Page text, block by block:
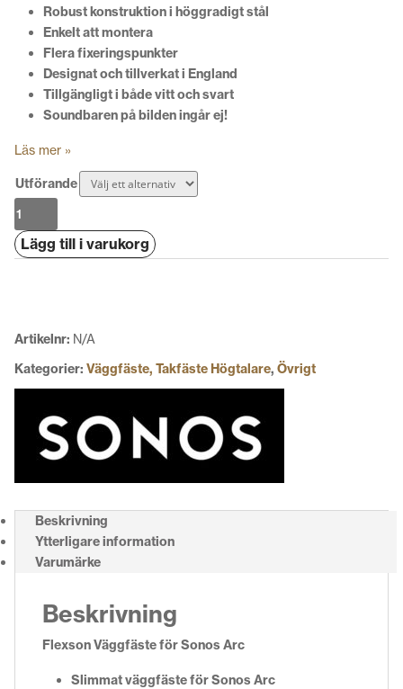
Robust konstruktion i höggradigt stål
Enkelt att montera
Flera fixeringspunkter
Designat och tillverkat i England
Tillgängligt i både vitt och svart
Soundbaren på bilden ingår ej!
Läs mer »
Utförande
Flexson
Väggfäste
förLägg till i varukorg
Artikelnr: N/A
Kategorier: Väggfäste, Takfäste Högtalare, Övrigt
Beskrivning
Ytterligare information
Varumärke
Beskrivning
Flexson Väggfäste för Sonos Arc
Slimmat väggfäste för Sonos Arc